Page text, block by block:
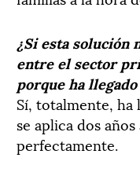
¿Si esta solución
entre el sector
porque ha
Sí, totalmente, ha
se aplica dos
perfectamente.